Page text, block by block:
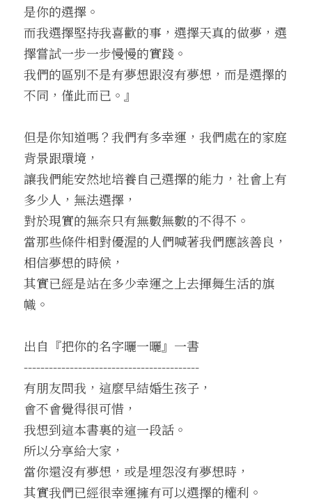
是你的選擇。
而我選擇堅持我喜歡的事，選擇天真的做夢，選
擇嘗試一步一步慢慢的實踐。
我們的區別不是有夢想跟沒有夢想，而是選擇的
不同，僅此而已。』
但是你知道嗎？我們有多幸運，我們處在的家庭
背景跟環境，
讓我們能安然地培養自己選擇的能力，社會上有
多少人，無法選擇，
對於現實的無奈只有無數無數的不得不。
當那些條件相對優渥的人們喊著我們應該善良，
相信夢想的時候，
其實已經是站在多少幸運之上去揮舞生活的旗
幟。
出自『把你的名字曬一曬』一書
------------------------------------------
有朋友問我，這麼早結婚生孩子，
會不會覺得很可惜，
我想到這本書裏的這一段話。
所以分享給大家，
當你還沒有夢想，或是埋怨沒有夢想時，
其實我們已經很幸運擁有可以選擇的權利。